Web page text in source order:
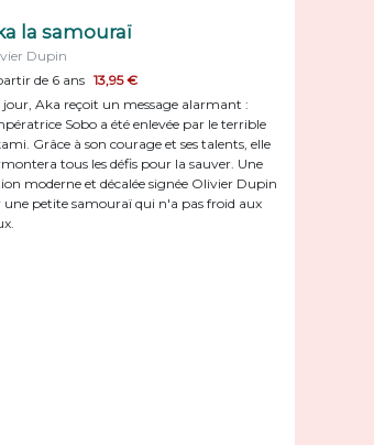
la samouraï
Dupin
de 6 ans 13,95 €
jour, Aka reçoit un message alarmant :
Sobo a été enlevée par le terrible
Grâce à son courage et ses talents, elle
tous les défis pour la sauver. Une
moderne et décalée signée Olivier Dupin
une petite samouraï qui n'a pas froid aux